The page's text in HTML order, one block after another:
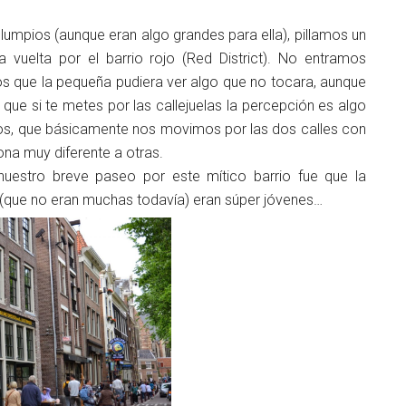
(aunque eran algo grandes para ella), pillamos un
vuelta por el barrio rojo (Red District). No entramos
la pequeña pudiera ver algo que no tocara, aunque
si te metes por las callejuelas la percepción es algo
que básicamente nos movimos por las dos calles con
muy diferente a otras.
breve paseo por este mítico barrio fue que la
no eran muchas todavía) eran súper jóvenes…